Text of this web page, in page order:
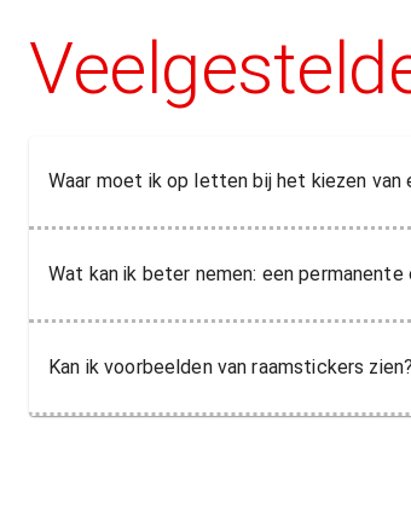
Waar moet ik op letten bij het kiezen van
Wat kan ik beter nemen: een
Kan ik voorbeelden van raamstickers zien?